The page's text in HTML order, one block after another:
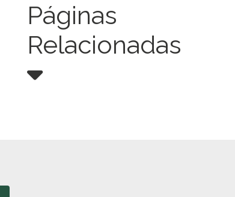
Páginas
Relacionadas